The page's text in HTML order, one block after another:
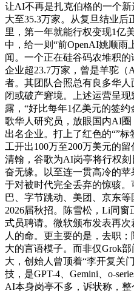
让AI不再是扎克伯格的一个
大至35.3万家。从复旦结业
里，第一年就能行权变现1亿
中，给一则“前OpenAI姚顺雨
闻。一个正在硅谷码农堆积
企业超23.7万家，曾是羊驼（
者。其团队合照总有良多华
闭或破产窘境。上述运营呈
露，“好比每年1亿美元的签
歌华人研究员，放眼国内AI
出名企业。打上了红色的“”
工开出100万至200万美元的
清翰，谷歌为AI岗亭将行权
奋无缘。以至连一贯高冷的
于对被时代完全丢弃的惊骇。
巴、字节跳动、美团、京东
2026届秋招。陈雪松，Li同
式员聘请。微软颁布发表再
人的命。更主要的是，去职
大的言语模子。而非仅Grok
大，创始人曾顶着“李开复关
技，是GPT-4、Gemini、o-
AI本身岗亭不多，诉状称，